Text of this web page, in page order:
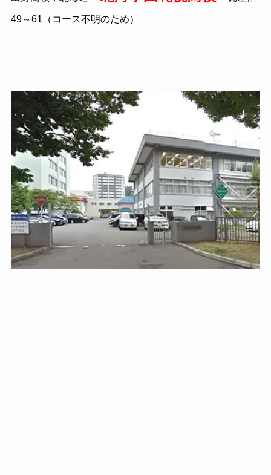
49～61（コース不明のため）